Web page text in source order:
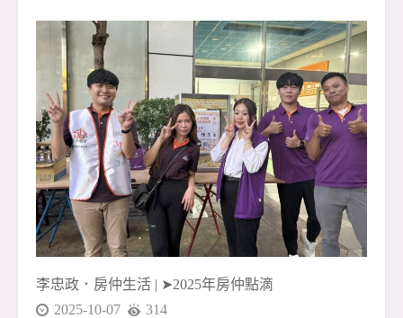
｜十月最強戰力亮相！ 1 簽 👉 李店🎉、友店🎉 2
簽 👉 淑惠🎉、晶伊🎉、素真姐🎉 3 簽 👉 玉華🎉
4 簽 👉 廖君經理🎉、致傑 &amp; 運紅🎉 5 簽 👉
采蓁經理🎉、采臣經理🎉 6 簽（聯賣）👉 小偉🎉
（金城店）、桃子經理🎉 7 簽 👉 友店🎉、尼克
經理🎉 👏👏👏 向每位努力拚搏的夥伴致上最高敬
意！ 你們是安信團隊的光，也是所有成交背後真
正的力量！ 🚀 安信團隊・冠軍火力持續延燒 我
們深信： 團隊合作，就能創造奇蹟✨ 每一次成交
李忠政．房仲生活 | ➤2025年房仲點滴
2025-10-07
314